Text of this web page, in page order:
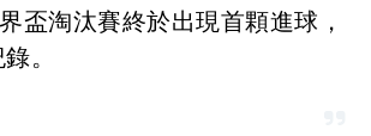
盃淘汰賽終於出現首顆進球，
。